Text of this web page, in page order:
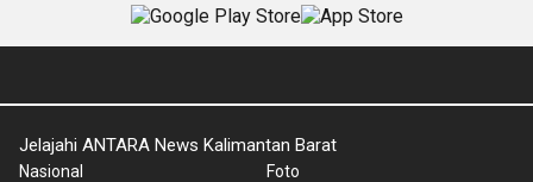
Jelajahi ANTARA News Kalimantan Barat
Nasional
Foto